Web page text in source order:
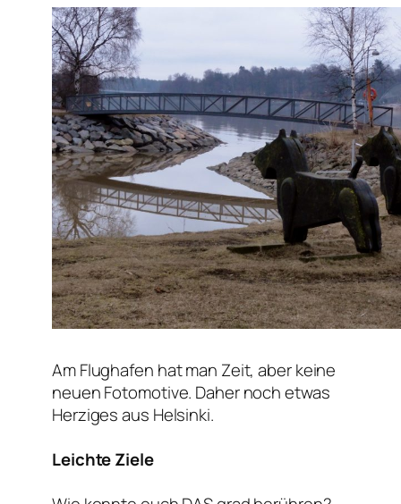
Am Flughafen hat man Zeit, aber keine
neuen Fotomotive. Daher noch etwas
Herziges aus Helsinki.
Leichte Ziele